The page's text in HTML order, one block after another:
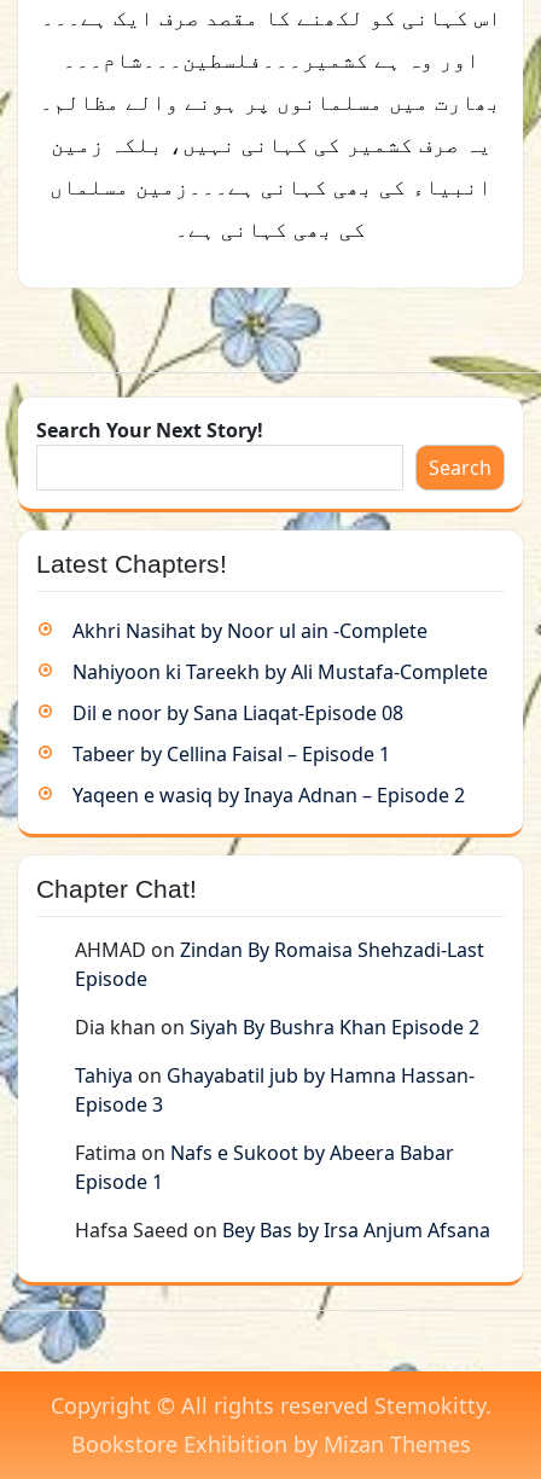
اس کہانی کو لکھنے کا مقصد صرف ایک ہے۔۔۔
اور وہ ہے کشمیر۔۔۔فلسطین۔۔۔شام۔۔۔
بھارت میں مسلمانوں پر ہونے والے مظالم۔
یہ صرف کشمیر کی کہانی نہیں، بلکہ زمین
انبیاء کی بھی کہانی ہے۔۔۔زمین مسلماں
کی بھی کہانی ہے۔
Search Your Next Story!
Search
Latest Chapters!
Akhri Nasihat by Noor ul ain -Complete
Nahiyoon ki Tareekh by Ali Mustafa-Complete
Dil e noor by Sana Liaqat-Episode 08
Tabeer by Cellina Faisal – Episode 1
Yaqeen e wasiq by Inaya Adnan – Episode 2
Chapter Chat!
AHMAD on Zindan By Romaisa Shehzadi-Last
Episode
Dia khan on Siyah By Bushra Khan Episode 2
Tahiya on Ghayabatil jub by Hamna Hassan-
Episode 3
Fatima on Nafs e Sukoot by Abeera Babar
Episode 1
Hafsa Saeed on Bey Bas by Irsa Anjum Afsana
Copyright © All rights reserved Stemokitty.
Bookstore Exhibition by Mizan Themes